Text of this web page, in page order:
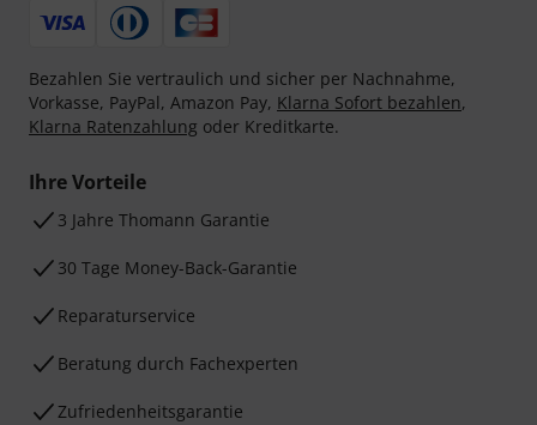
Bezahlen Sie vertraulich und sicher per Nachnahme,
Vorkasse, PayPal, Amazon Pay, Klarna Sofort bezahlen,
Klarna Ratenzahlung oder Kreditkarte.
Ihre Vorteile
3 Jahre Thomann Garantie
30 Tage Money-Back-Garantie
Reparaturservice
Beratung durch Fachexperten
Zufriedenheitsgarantie